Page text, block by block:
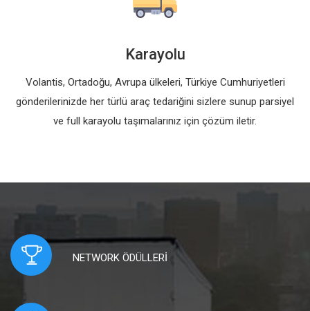
Karayolu
Volantis, Ortadoğu, Avrupa ülkeleri, Türkiye Cumhuriyetleri
gönderilerinizde her türlü araç tedariğini sizlere sunup parsiyel
ve full karayolu taşımalarınız için çözüm iletir.
NETWORK ÖDÜLLERİ